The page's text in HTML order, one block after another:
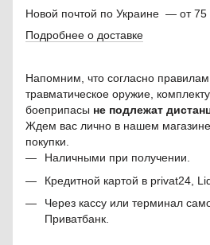
Новой почтой по Украине — от 75
Подробнее о доставке
Напомним, что согласно
травматическое оружие,
боеприпасы не подлежат
Ждем вас лично в нашем
покупки.
Наличными при получении.
Кредитной картой в privat24,
Через кассу или терминал
Приватбанк.